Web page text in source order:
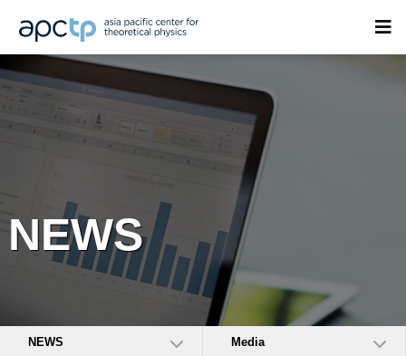
NEWS
NEWS Media